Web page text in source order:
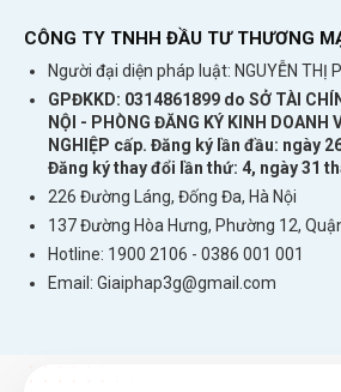
CÔNG TY TNHH ĐẦU TƯ THƯƠNG
Người đại diện pháp luật: NGUYỄN THỊ
GPĐKKD: 0314861899 do SỞ TÀI
NỘI - PHÒNG ĐĂNG KÝ KINH DOANH
NGHIỆP cấp. Đăng ký lần đầu: ngày
Đăng ký thay đổi lần thứ: 4, ngày 31
226 Đường Láng, Đống Đa, Hà Nội
137 Đường Hòa Hưng, Phường 12,
Hotline: 1900 2106 - 0386 001 001
Email: Giaiphap3g@gmail.com